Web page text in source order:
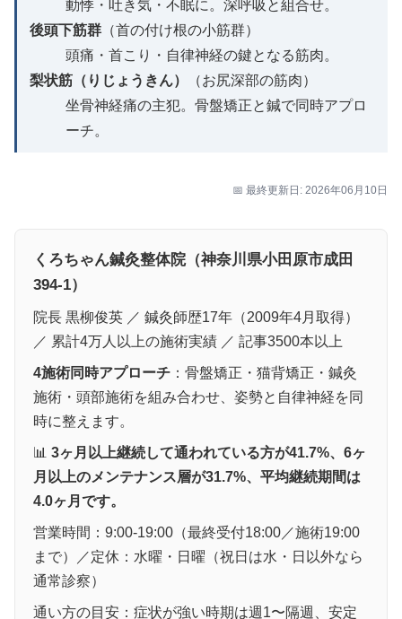
動悸・吐き気・不眠に。深呼吸と組合せ。
後頭下筋群 （首の付け根の小筋群）
頭痛・首こり・自律神経の鍵となる筋肉。
梨状筋（りじょうきん）
（お尻深部の筋肉）
坐骨神経痛の主犯。骨盤矯正と鍼で同時アプロ
ーチ。
📅 最終更新日: 2026年06月10日
くろちゃん鍼灸整体院（神奈川県小田原市成田
394-1）
院長 黒柳俊英 ／ 鍼灸師歴17年（2009年4月取得）
／ 累計4万人以上の施術実績 ／ 記事3500本以上
4施術同時アプローチ ：骨盤矯正・猫背矯正・鍼灸
施術・頭部施術を組み合わせ、姿勢と自律神経を同
時に整えます。
📊 3ヶ月以上継続して通われている方が41.7%、6ヶ
月以上のメンテナンス層が31.7%、平均継続期間は
4.0ヶ月です。
営業時間：9:00-19:00（最終受付18:00／施術19:00
まで）／定休：水曜・日曜（祝日は水・日以外なら
通常診察）
通い方の目安：症状が強い時期は週1〜隔週、安定